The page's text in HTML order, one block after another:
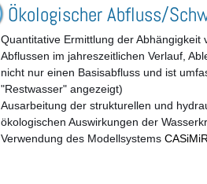
Ökologischer Abfluss/
Quantitative Ermittlung der
Abflussen im jahreszeitlichen Verlauf,
nicht nur einen Basisabfluss und ist
"Restwasser" angezeigt)
Ausarbeitung der strukturellen und
ökologischen Auswirkungen der
Verwendung des Modellsystems